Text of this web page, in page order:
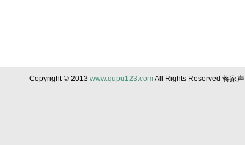
Copyright © 2013 www.qupu123.comAll Rights Reserved 蒋家声